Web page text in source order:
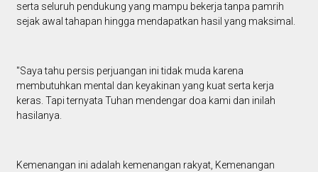
serta seluruh pendukung yang mampu bekerja tanpa pamrih
sejak awal tahapan hingga mendapatkan hasil yang maksimal.
"Saya tahu persis perjuangan ini tidak muda karena
membutuhkan mental dan keyakinan yang kuat serta kerja
keras. Tapi ternyata Tuhan mendengar doa kami dan inilah
hasilanya.
Kemenangan ini adalah kemenangan rakyat, Kemenangan